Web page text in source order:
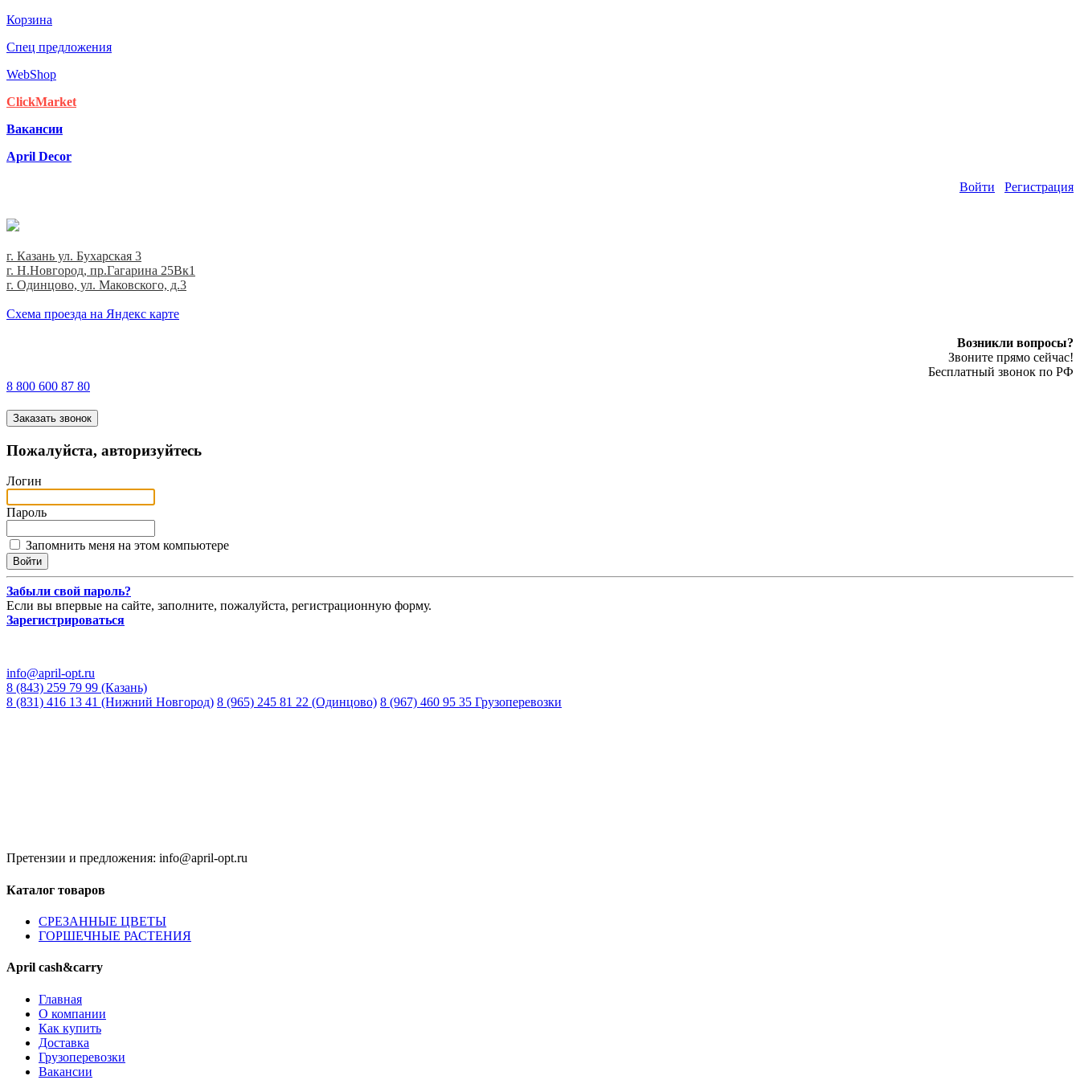
Корзина
Спец предложения
WebShop
ClickMarket
Вакансии
April Decor
Войти Регистрация
г. Казань ул. Бухарская 3
г. Н.Новгород, пр.Гагарина 25Вк1
г. Одинцово, ул. Маковского, д.3
Cхема проезда на Яндекс карте
Возникли вопросы?
Звоните прямо сейчас!
Бесплатный звонок по РФ
8 800 600 87 80
Заказать звонок
Пожалуйста, авторизуйтесь
Логин
Пароль
Запомнить меня на этом компьютере
Забыли свой пароль?
Если вы впервые на сайте, заполните, пожалуйста, регистрационную форму.
Зарегистрироваться
info@april-opt.ru
8 (843) 259 79 99 (Казань)
8 (831) 416 13 41 (Нижний Новгород) 8 (965) 245 81 22 (Одинцово) 8 (967) 460 95 35 Грузоперевозки
Претензии и предложения: info@april-opt.ru
Каталог товаров
CPЕЗАННЫЕ ЦВЕТЫ
ГОРШЕЧНЫЕ РАСТЕНИЯ
April cash&carry
Главная
О компании
Как купить
Доставка
Грузоперевозки
Вакансии